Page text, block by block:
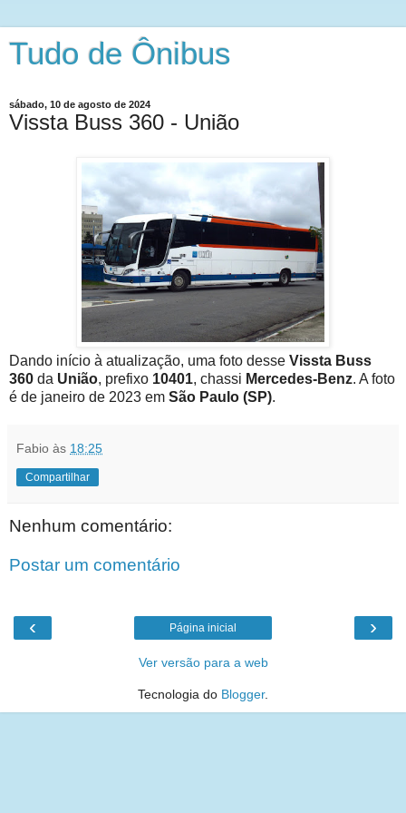
Tudo de Ônibus
sábado, 10 de agosto de 2024
Vissta Buss 360 - União
Dando início à atualização, uma foto desse Vissta Buss
360 da União, prefixo 10401, chassi Mercedes-Benz. A foto
é de janeiro de 2023 em São Paulo (SP).
Fabio às 18:25
Compartilhar
Nenhum comentário:
Postar um comentário
‹ ›
Página inicial
Ver versão para a web
Tecnologia do Blogger.